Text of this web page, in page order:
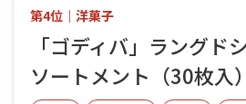
第4位｜洋菓子
「ゴディバ」ラングド
ソートメント（30枚入）